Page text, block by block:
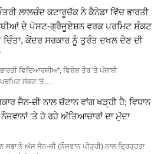
ਲਾਲਚੰਦ ਕਟਾਰੂਚੱਕ ਨੇ ਕੈਨੇਡਾ ਵਿੱਚ ਭਾਰਤੀ
ਦੇ ਪੋਸਟ-ਗ੍ਰੈਜੂਏਸ਼ਨ ਵਰਕ ਪਰਮਿਟ ਸੰਕਟ
ਚਿੰਤਾ, ਕੇਂਦਰ ਸਰਕਾਰ ਨੂੰ ਤੁਰੰਤ ਦਖਲ ਦੇਣ ਦੀ
ਵਿਦਿਆਰਥੀਆਂ, ਵਿਸ਼ੇਸ਼ ਤੌਰ 'ਤੇ ਪੰਜਾਬੀ
ਸੰਕਟ 'ਤੇ…
ਜੈਨ-ਜ਼ੀ ਨਾਲ ਚੱਟਾਨ ਵਾਂਗ ਖੜ੍ਹੀ ਹੈ; ਵਿਧਾਨ
‘ਤੇ ਹੋ ਰਹੇ ਅੱਤਿਆਚਾਰਾਂ ਦਾ ਮੁੱਦਾ
ਸਭਾ ਨੇ ਅੱਜ ਜੈਨ-ਜ਼ੀ (ਨੌਜਵਾਨ ਪੀੜ੍ਹੀ) ਨਾਲ ਦ੍ਰਿੜ੍ਹਤਾ